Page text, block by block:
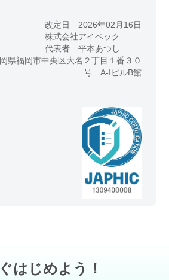
改定日 2026年02月16日
株式会社アイベック
代表者 平本あつし
県福岡市中央区大名２丁目１番３０
号 A-IビルB館
はじめよう！